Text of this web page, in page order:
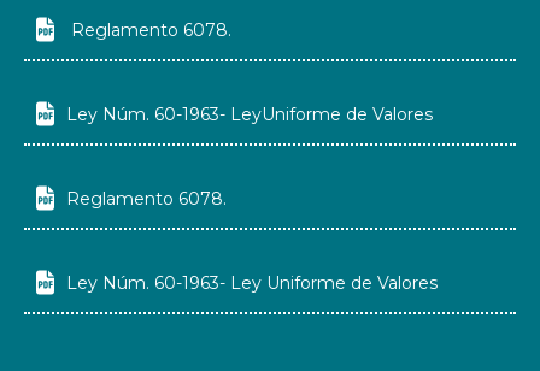
 Reglamento 6078.
 Ley Núm. 60-1963- LeyUniforme de Valores
 Reglamento 6078.
 Ley Núm. 60-1963- Ley Uniforme de Valores